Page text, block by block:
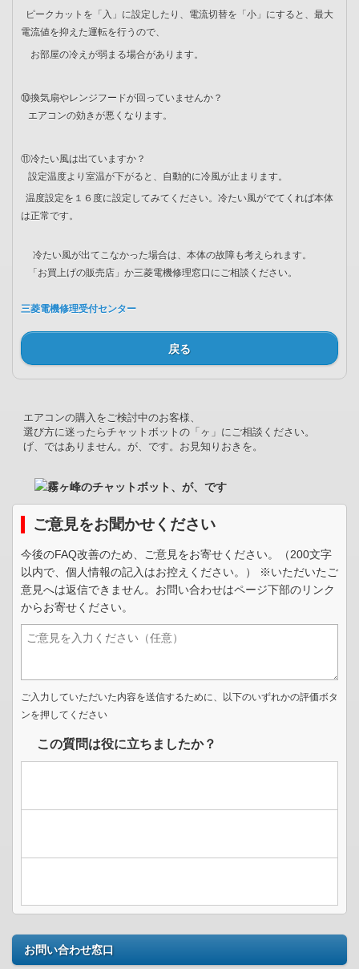
ピークカットを「入」に設定したり、電流切替を「小」にすると、最大
電流値を抑えた運転を行うので、
お部屋の冷えが弱まる場合があります。
⑩換気扇やレンジフードが回っていませんか？
エアコンの効きが悪くなります。
⑪冷たい風は出ていますか？
設定温度より室温が下がると、自動的に冷風が止まります。
温度設定を１６度に設定してみてください。冷たい風がでてくれば本体
は正常です。
冷たい風が出てこなかった場合は、本体の故障も考えられます。
「お買上げの販売店」か三菱電機修理窓口にご相談ください。
三菱電機修理受付センター
戻る
エアコンの購入をご検討中のお客様、
選び方に迷ったらチャットボットの「ヶ」にご相談ください。
げ、ではありません。が、です。お見知りおきを。
ご意見をお聞かせください
今後のFAQ改善のため、ご意見をお寄せください。（200文字
以内で、個人情報の記入はお控えください。） ※いただいたご
意見へは返信できません。お問い合わせはページ下部のリンク
からお寄せください。
ご入力していただいた内容を送信するために、以下のいずれかの評価ボタ
ンを押してください
この質問は役に立ちましたか？
お問い合わせ窓口